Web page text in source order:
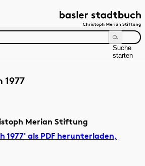
Suche
starten
Merian Stiftung
1977' als PDF herunterladen,